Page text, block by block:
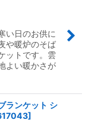
い日のお供に
や暖炉のそば
ットです。雲
よい暖かさが
ランケット シ
]